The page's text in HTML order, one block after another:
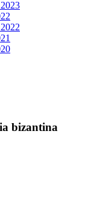
bizantina